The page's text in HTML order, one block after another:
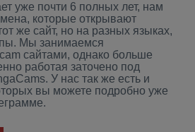
уже почти 6 полных лет, нам
которые открывают
же сайт, но на разных языках,
Мы занимаемся
сайтами, однако больше
работая заточено под
У нас так же есть и
вы можете подробно уже